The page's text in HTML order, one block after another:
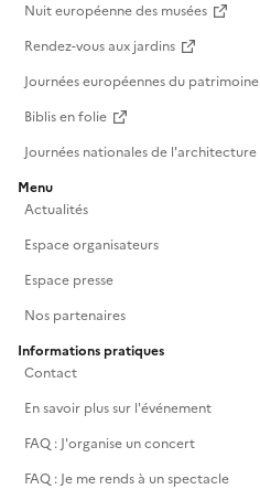
Nuit européenne des musées
Rendez-vous aux jardins
Journées européennes du patrimoine
Biblis en folie
Journées nationales de l'architecture
Menu
Actualités
Espace organisateurs
Espace presse
Nos partenaires
Informations pratiques
Contact
En savoir plus sur l'événement
FAQ : J'organise un concert
FAQ : Je me rends à un spectacle